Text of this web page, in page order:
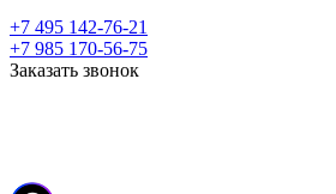
+7 495 142-76-21
+7 985 170-56-75
Заказать звонок